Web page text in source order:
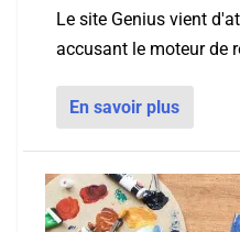
Le site Genius vient
accusant le moteur de
En savoir plus